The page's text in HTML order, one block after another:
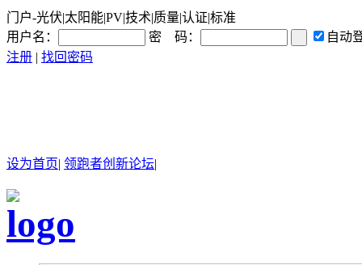
门户-光伏|太阳能|PV|技术|质量|认证|标准
用户名：
密 码：
自动
注册 | 找回密码
设为首页| 领跑者创新论坛|